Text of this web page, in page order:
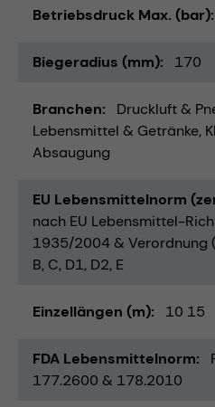
Betriebsdruck Max. (bar)
Biegeradius (mm) 170
Branchen Druckluft &
Lebensmittel & Getränke
Absaugung
EU Lebensmittelnorm
nach EU Lebensmittel-
1935/2004 & Verordnung
B, C, D1, D2, E
Einzellängen (m) 10 15
FDA Lebensmittelnorm
177.2600 & 178.2010